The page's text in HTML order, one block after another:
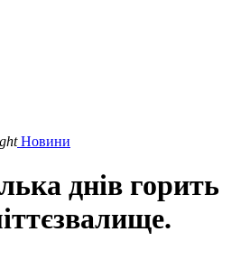
Новини
днів горить